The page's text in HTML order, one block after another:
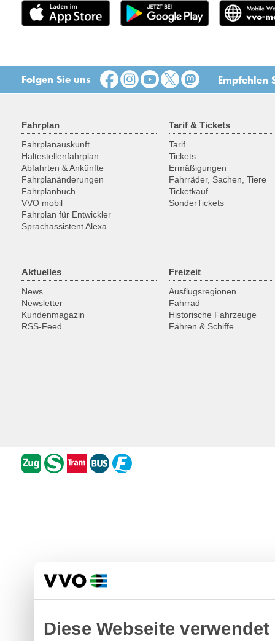
Diese Webseite
Folgen Sie uns Empfehlen
Fahrplan
Fahrplanauskunft
Haltestellenfahrplan
Abfahrten & Ankünfte
Fahrplanänderungen
Fahrplanbuch
VVO mobil
Fahrplan für Entwickler
Sprachassistent Alexa
Tarif & Tickets
Tarif
Tickets
Ermäßigungen
Fahrräder, Sachen, Tiere
Ticketkauf
SonderTickets
Aktuelles
News
Newsletter
Kundenmagazin
RSS-Feed
Freizeit
Ausflugsregionen
Fahrrad
Historische Fahrzeuge
Fähren & Schiffe